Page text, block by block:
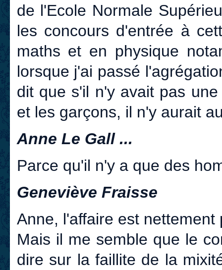
de l'Ecole Normale
les concours d'entrée à
maths et en physique
lorsque j'ai passé
dit que s'il n'y avait pas
et les garçons, il n'y aurait
Anne Le Gall ...
Parce qu'il n'y a que des
Geneviève Fraisse
Anne, l'affaire est nettement
Mais il me semble que le
dire sur la faillite de la